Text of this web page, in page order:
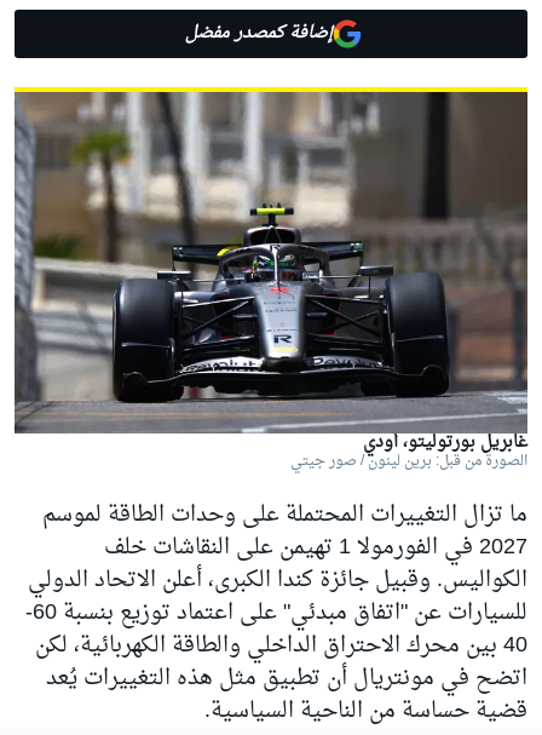
إضافة كمصدر مفضل
غابريل بورتوليتو، أودي
الصورة من قبل: برين لينون / صور جيتي
ما تزال التغييرات المحتملة على وحدات الطاقة لموسم
2027 في الفورمولا 1 تهيمن على النقاشات خلف
الكواليس. وقبيل جائزة كندا الكبرى، أعلن الاتحاد الدولي
للسيارات عن "اتفاق مبدئي" على اعتماد توزيع بنسبة 60-
40 بين محرك الاحتراق الداخلي والطاقة الكهربائية، لكن
اتضح في مونتريال أن تطبيق مثل هذه التغييرات يُعد
قضية حساسة من الناحية السياسية.